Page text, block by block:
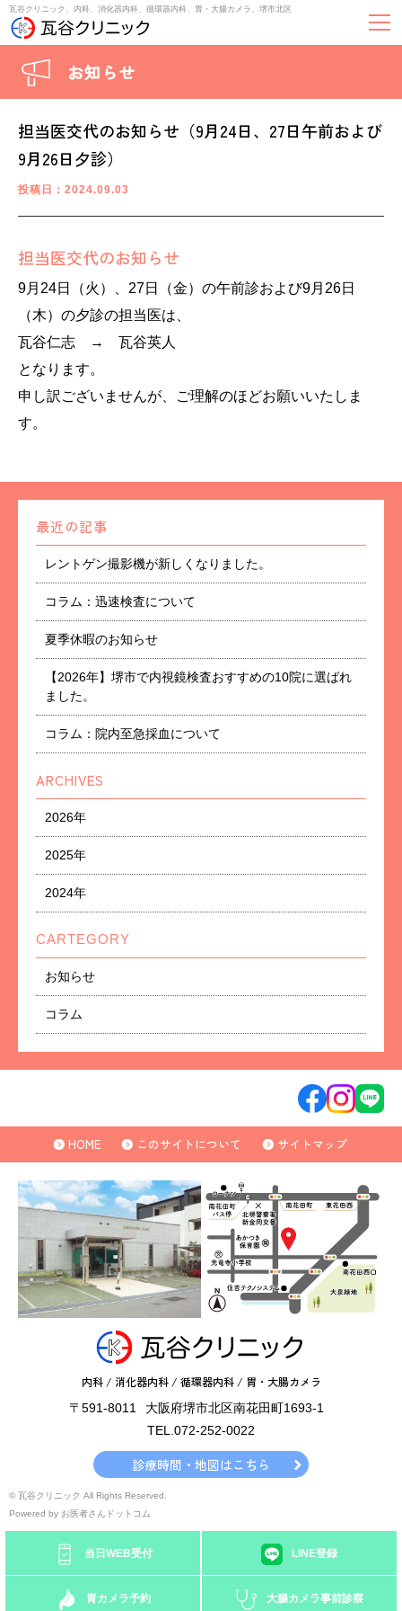
瓦谷クリニック、内科、消化器内科、循環器内科、胃・大腸カメラ、堺市北区
当日WEB受付 LINE登録
胃カメラ予約 大腸カメラ事前診察
お知らせ
担当医交代のお知らせ（9月24日、27日午前および
9月26日夕診）
投稿日：2024.09.03
担当医交代のお知らせ
9月24日（火）、27日（金）の午前診および9月26日
（木）の夕診の担当医は、
瓦谷仁志 → 瓦谷英人
となります。
申し訳ございませんが、ご理解のほどお願いいたしま
す。
最近の記事
レントゲン撮影機が新しくなりました。
コラム：迅速検査について
夏季休暇のお知らせ
【2026年】堺市で内視鏡検査おすすめの10院に選ばれ
ました。
コラム：院内至急採血について
ARCHIVES
2026年
2025年
2024年
CARTEGORY
お知らせ
コラム
HOME このサイトについて サイトマップ
内科 / 消化器内科 / 循環器内科 / 胃・大腸カメラ
〒591-8011
大阪府堺市北区南花田町1693-1
TEL.072-252-0022
診療時間・地図はこちら
© 瓦谷クリニック All Rights Reserved.
Powered by お医者さんドットコム